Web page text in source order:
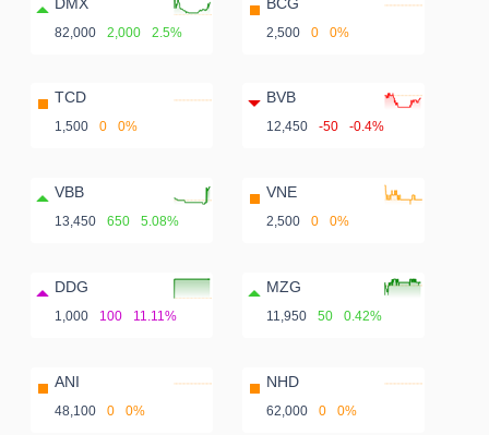
82,000 2,000 2.5% 2,500 0 0%
TCD
1,500 0 0%
BVB
12,450 -50 -0.4%
VBB
13,450 650 5.08%
VNE
2,500 0 0%
DDG
1,000 100 11.11%
MZG
11,950 50 0.42%
ANI
48,100 0 0%
NHD
62,000 0 0%